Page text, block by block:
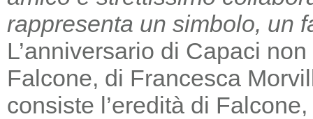
rappresenta un simbolo, un
L’anniversario di Capaci
Falcone, di Francesca
consiste l’eredità di